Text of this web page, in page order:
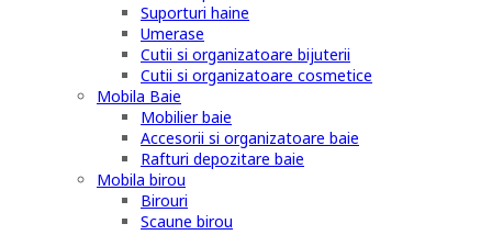
Suporturi haine
Umerase
Cutii si organizatoare bijuterii
Cutii si organizatoare cosmetice
Mobila Baie
Mobilier baie
Accesorii si organizatoare baie
Rafturi depozitare baie
Mobila birou
Birouri
Scaune birou